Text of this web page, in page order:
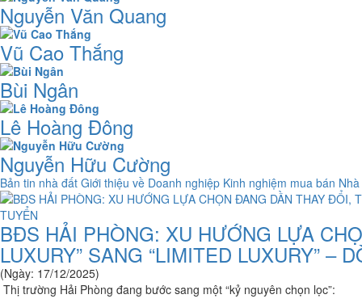
Nguyễn Văn Quang
Vũ Cao Thắng
Bùi Ngân
Lê Hoàng Đông
Nguyễn Hữu Cường
Bản tin nhà đất Giới thiệu về Doanh nghiệp Kinh nghiệm mua bán
BĐS HẢI PHÒNG: XU HƯỚNG LỰA
LUXURY” SANG “LIMITED LUXURY” –
(Ngày: 17/12/2025)
Thị trường Hải Phòng đang bước sang một “kỷ nguyên chọn lọc”: